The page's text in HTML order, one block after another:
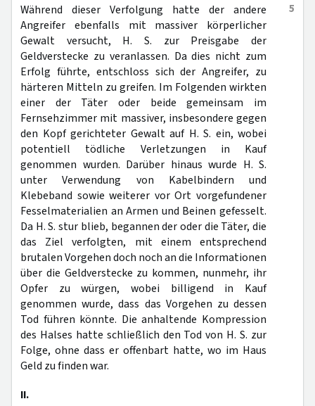
5
Während dieser Verfolgung hatte der andere
Angreifer ebenfalls mit massiver körperlicher
Gewalt versucht, H. S. zur Preisgabe der
Geldverstecke zu veranlassen. Da dies nicht zum
Erfolg führte, entschloss sich der Angreifer, zu
härteren Mitteln zu greifen. Im Folgenden wirkten
einer der Täter oder beide gemeinsam im
Fernsehzimmer mit massiver, insbesondere gegen
den Kopf gerichteter Gewalt auf H. S. ein, wobei
potentiell tödliche Verletzungen in Kauf
genommen wurden. Darüber hinaus wurde H. S.
unter Verwendung von Kabelbindern und
Klebeband sowie weiterer vor Ort vorgefundener
Fesselmaterialien an Armen und Beinen gefesselt.
Da H. S. stur blieb, begannen der oder die Täter, die
das Ziel verfolgten, mit einem entsprechend
brutalen Vorgehen doch noch an die Informationen
über die Geldverstecke zu kommen, nunmehr, ihr
Opfer zu würgen, wobei billigend in Kauf
genommen wurde, dass das Vorgehen zu dessen
Tod führen könnte. Die anhaltende Kompression
des Halses hatte schließlich den Tod von H. S. zur
Folge, ohne dass er offenbart hatte, wo im Haus
Geld zu finden war.
II.